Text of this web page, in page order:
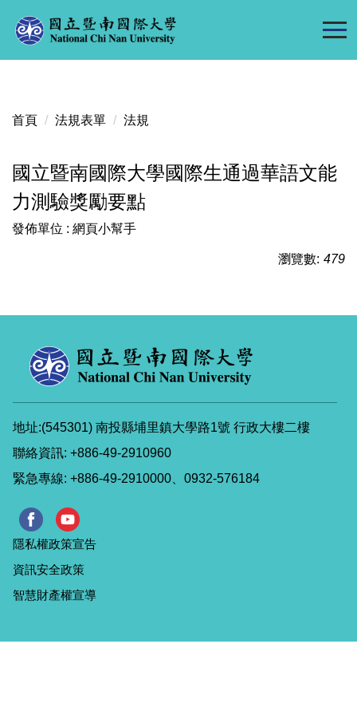
到
區
首頁 法規表單 法規
國立暨南國際大學國際生通過華語文能
力測驗獎勵要點
發佈單位 : 網頁小幫手
瀏覽數: 479
地址:(545301) 南投縣埔里鎮大學路1號 行政大樓二樓
聯絡資訊: +886-49-2910960
緊急專線: +886-49-2910000、0932-576184
隱私權政策宣告
資訊安全政策
智慧財產權宣導